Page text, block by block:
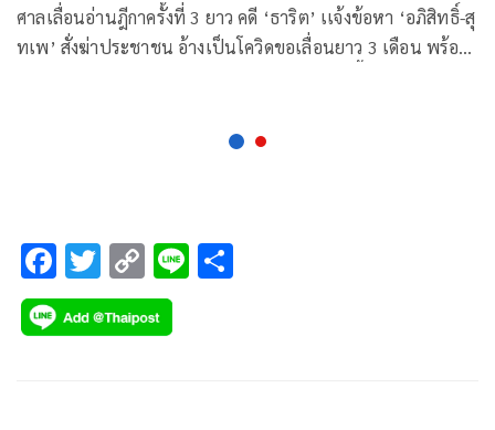
ศาลเลื่อนอ่านฎีกาครั้งที่ 3 ยาว คดี ‘ธาริต’ เเจ้งข้อหา ‘อภิสิทธิ์-สุ
ทเพ’ สั่งฆ่าประชาชน อ้างเป็นโควิดขอเลื่อนยาว 3 เดือน พร้อม
F
ac
e
T
wi
tt
C
o
p
Li